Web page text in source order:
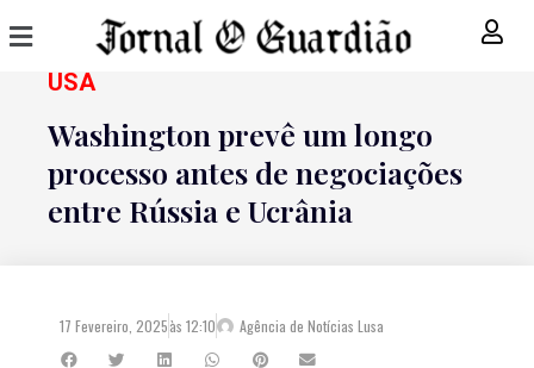
USA
Washington prevê um longo
processo antes de negociações
entre Rússia e Ucrânia
17 Fevereiro, 2025às 12:10 Agência de Notícias Lusa